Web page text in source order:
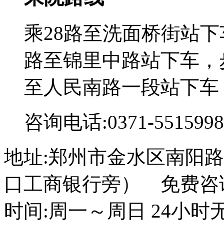
乘28路至洗面桥街站
路至锦里中路站下车
至人民南路一段站下
咨询电话:0371-
地址:郑州市金水区南阳
口工商银行旁） 免费咨
时间:周一～周日 24小时